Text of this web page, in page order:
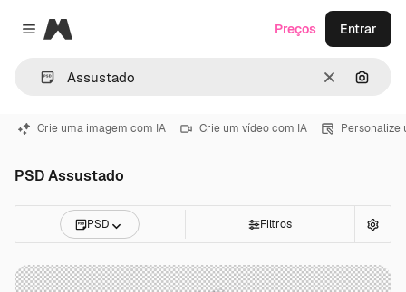
Close menu
Magnific
Limpar
Preços Entrar
Crie uma imagem com IA Crie um vídeo com IA Personalize
PSD Assustado
PSD Filtros